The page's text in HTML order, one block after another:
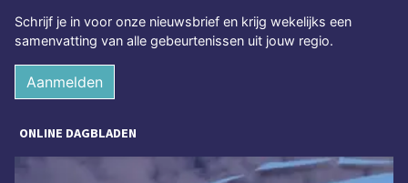
Schrijf je in voor onze nieuwsbrief en krijg wekelijks een
samenvatting van alle gebeurtenissen uit jouw regio.
Aanmelden
ONLINE DAGBLADEN